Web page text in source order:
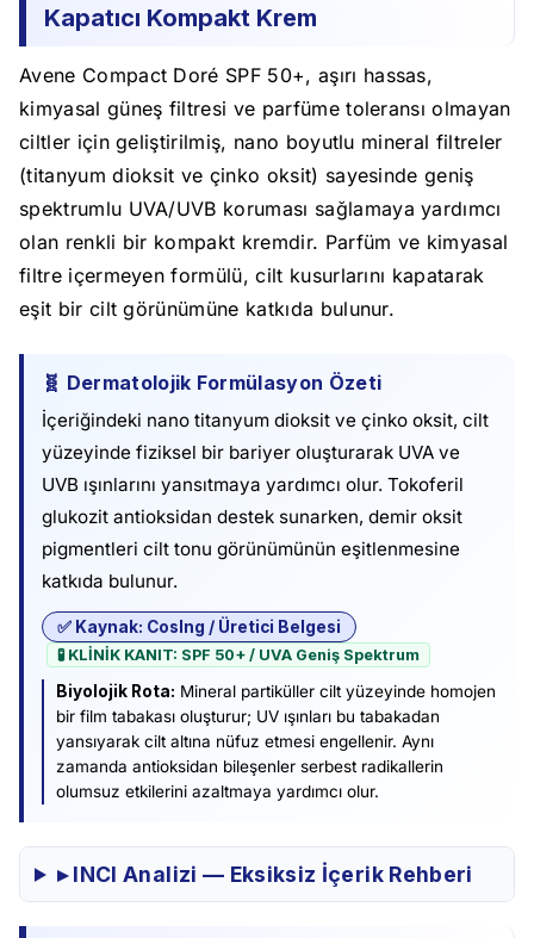
Kapatıcı Kompakt Krem
Avene Compact Doré SPF 50+, aşırı hassas,
kimyasal güneş filtresi ve parfüme toleransı olmayan
ciltler için geliştirilmiş, nano boyutlu mineral filtreler
(titanyum dioksit ve çinko oksit) sayesinde geniş
spektrumlu UVA/UVB koruması sağlamaya yardımcı
olan renkli bir kompakt kremdir. Parfüm ve kimyasal
filtre içermeyen formülü, cilt kusurlarını kapatarak
eşit bir cilt görünümüne katkıda bulunur.
🧬 Dermatolojik Formülasyon Özeti
İçeriğindeki nano titanyum dioksit ve çinko oksit, cilt
yüzeyinde fiziksel bir bariyer oluşturarak UVA ve
UVB ışınlarını yansıtmaya yardımcı olur. Tokoferil
glukozit antioksidan destek sunarken, demir oksit
pigmentleri cilt tonu görünümünün eşitlenmesine
katkıda bulunur.
✅ Kaynak: CosIng / Üretici Belgesi
🧪 KLİNİK KANIT: SPF 50+ / UVA Geniş Spektrum
Biyolojik Rota: Mineral partiküller cilt yüzeyinde homojen
bir film tabakası oluşturur; UV ışınları bu tabakadan
yansıyarak cilt altına nüfuz etmesi engellenir. Aynı
zamanda antioksidan bileşenler serbest radikallerin
olumsuz etkilerini azaltmaya yardımcı olur.
▸ INCI Analizi — Eksiksiz İçerik Rehberi